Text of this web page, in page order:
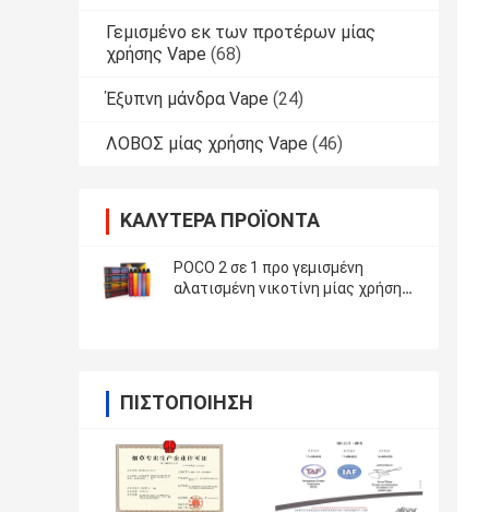
Γεμισμένο εκ των προτέρων μίας
χρήσης Vape (68)
Έξυπνη μάνδρα Vape (24)
ΛΟΒΟΣ μίας χρήσης Vape (46)
ΚΑΛΎΤΕΡΑ ΠΡΟΪΌΝΤΑ
POCO 2 σε 1 προ γεμισμένη
αλατισμένη νικοτίνη μίας χρήσης
ΠΙΣΤΟΠΟΊΗΣΗ